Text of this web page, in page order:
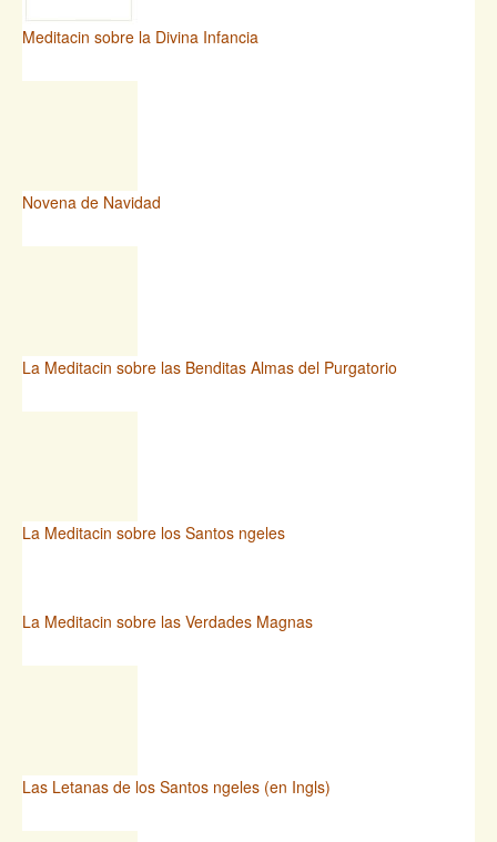
Meditacin sobre la Divina Infancia
Novena de Navidad
La Meditacin sobre las Benditas Almas del Purgatorio
La Meditacin sobre los Santos ngeles
La Meditacin sobre las Verdades Magnas
Las Letanas de los Santos ngeles (en Ingls)